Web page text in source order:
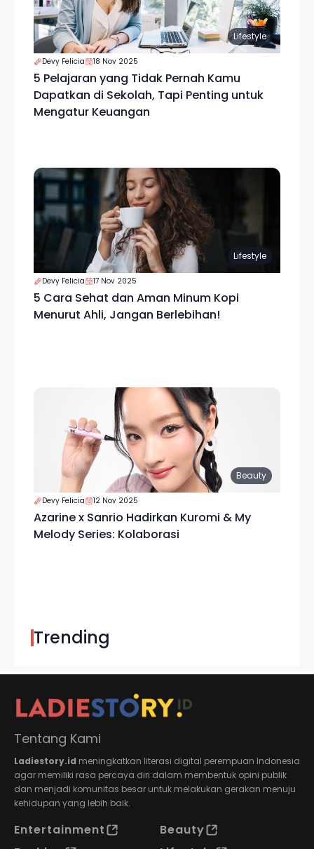
Lifestyle
Devy Felicia 18 Nov 2025
5 Pelajaran yang Tidak Pernah Kamu
Dapatkan di Sekolah, Tapi Penting untuk
Mengatur Keuangan
Lifestyle
Devy Felicia 17 Nov 2025
5 Cara Sehat dan Aman Minum Kopi
Menurut Ahli, Jangan Berlebihan!
Beauty
Devy Felicia 12 Nov 2025
Azarine x Sanrio Hadirkan Kuromi & My
Melody Series: Kolaborasi
Trending
Tentang Kami
Ladiestory.id meningkatkan literasi digital perempuan Indonesia
agar memiliki rasa percaya diri dalam membentuk opini publik
dan menjadi komunitas besar untuk melakukan gerakan menuju
kehidupan yang lebih baik.
Entertainment
Beauty